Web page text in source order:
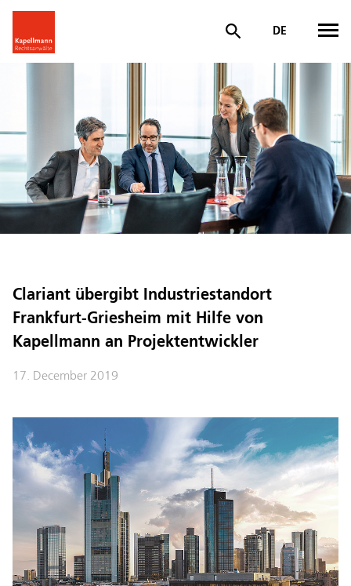
DE
Clariant übergibt Industriestandort
Frankfurt-Griesheim mit Hilfe von
Kapellmann an Projektentwickler
17. December 2019